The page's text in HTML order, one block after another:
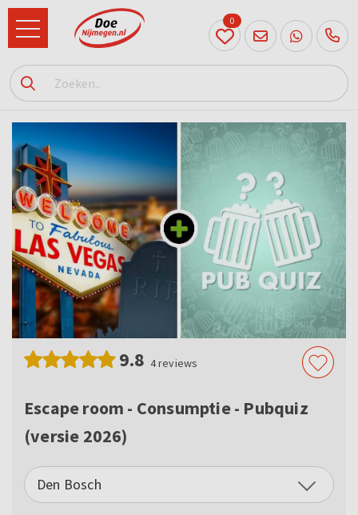
024
204
0
9.8 4reviews
Escape room - Consumptie - Pubquiz
(versie 2026)
Den Bosch